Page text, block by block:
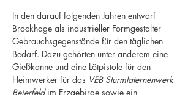
In den darauf folgenden Jahren entwarf
Brockhage als industrieller Formgestalter
Gebrauchsgegenstände für den täglichen
Bedarf. Dazu gehörten unter anderem eine
Gießkanne und eine Lötpistole für den
Heimwerker für das VEB Sturmlaternenwerk
Beierfeldim Erzgebirge sowie ein